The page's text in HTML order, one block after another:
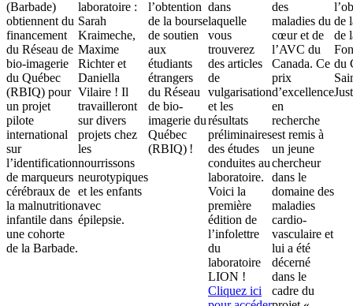
(Barbade)
obtiennent du
financement
du Réseau de
bio-imagerie
du Québec
(RBIQ) pour
un projet
pilote
international
sur
l’identification
de marqueurs
cérébraux de
la malnutrition
infantile dans
une cohorte
de la Barbade.
laboratoire :
Sarah
Kraimeche,
Maxime
Richter et
Daniella
Vilaire ! Il
travailleront
sur divers
projets chez
les
nourrissons
neurotypiques
et les enfants
avec
épilepsie.
l’obtention
de la bourse
de soutien
aux
étudiants
étrangers
du Réseau
de bio-
imagerie du
Québec
(RBIQ) !
dans
laquelle
vous
trouverez
des articles
de
vulgarisation
et les
résultats
préliminaires
des études
conduites au
laboratoire.
Voici la
première
édition de
l’infolettre
du
laboratoire
LION !
Cliquez ici
des
maladies du
cœur et de
l’AVC du
Canada. Ce
prix
d’excellence
en
recherche
est remis à
un jeune
chercheur
dans le
domaine des
maladies
cardio-
vasculaire et
lui a été
décerné
dans le
cadre du
de
de
du